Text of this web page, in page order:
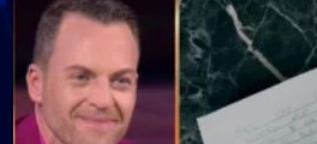
për
S’kemi ndonjë
apo jo?